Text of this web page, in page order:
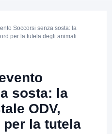
Soccorsi senza sosta: la
per la tutela degli animali
sosta: la
ODV,
la tutela